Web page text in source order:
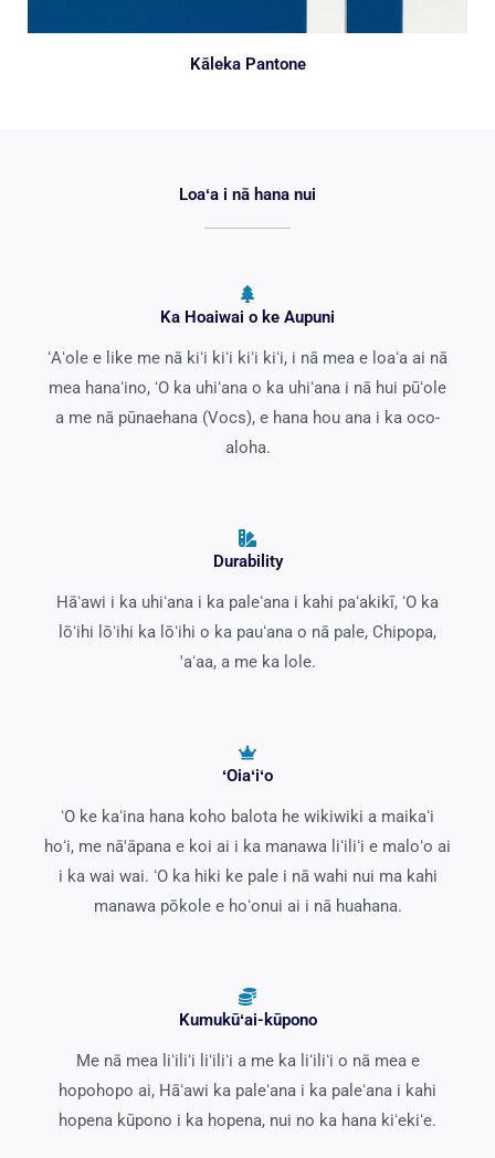
Kāleka Pantone
Loaʻa i nā hana nui
Ka Hoaiwai o ke Aupuni
ʻAʻole e like me nā kiʻi kiʻi kiʻi kiʻi, i nā mea e loaʻa ai nā
mea hanaʻino, ʻO ka uhiʻana o ka uhiʻana i nā hui pūʻole
a me nā pūnaehana (Vocs), e hana hou ana i ka oco-
aloha.
Durability
Hāʻawi i ka uhiʻana i ka paleʻana i kahi paʻakikī, ʻO ka
lōʻihi lōʻihi ka lōʻihi o ka pauʻana o nā pale, Chipopa,
'aʻaa, a me ka lole.
ʻOiaʻiʻo
ʻO ke kaʻina hana koho balota he wikiwiki a maikaʻi
hoʻi, me nā'āpana e koi ai i ka manawa liʻiliʻi e maloʻo ai
i ka wai wai. ʻO ka hiki ke pale i nā wahi nui ma kahi
manawa pōkole e hoʻonui ai i nā huahana.
Kumukūʻai-kūpono
Me nā mea liʻiliʻi liʻiliʻi a me ka liʻiliʻi o nā mea e
hopohopo ai, Hāʻawi ka paleʻana i ka paleʻana i kahi
hopena kūpono i ka hopena, nui no ka hana kiʻekiʻe.